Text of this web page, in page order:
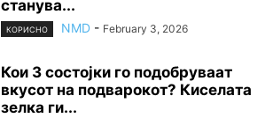
станува...
КОРИСНО NMD - February 3, 2026
Кои 3 состојки го подобруваат
вкусот на подварокот? Киселата
зелка ги...